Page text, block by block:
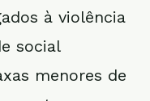
à violência
social
menores de